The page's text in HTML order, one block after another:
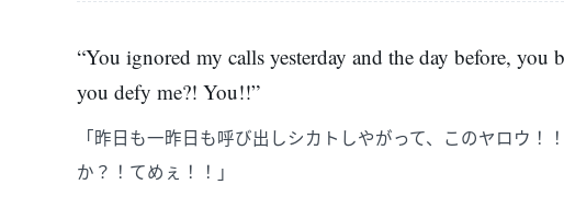
“You ignored my calls yesterday and the day before,
you defy me?! You!!”
「昨日も一昨日も呼び出しシカトしやがって、このヤロウ
か？！てめぇ！！」